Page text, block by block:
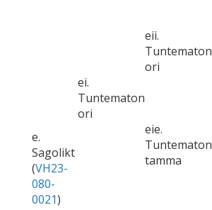
e.
Sagolikt
(VH23-
080-
0021)
ei.
Tuntematon
ori
eii.
Tuntematon
ori
eie.
Tuntematon
tamma